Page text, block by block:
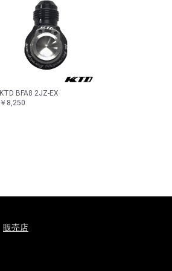
KTD BFA8 2JZ-EX
￥8,250
販売店